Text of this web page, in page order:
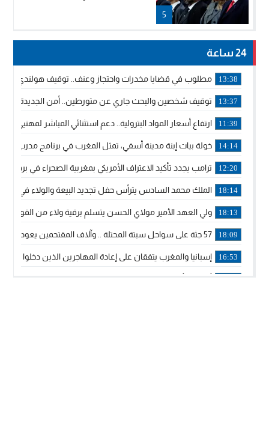
5
24 ساعة
13:38 مطلوب في قضايا مخدرات واحتجاز وعنف.. توقيف هولندي
13:37 توقيف شخصين والبحث جاري عن متورطين.. أمن الجديدة يفك
11:39 ارتفاع أسعار المواد البترولية.. دعم استثنائي المباشر لمهنيي
14:14 خولة بيات إبنة مدينة أسفي، تمثل المغرب في برنامج مدرب
12:20 ترامب يجدد تأكيد الاعتراف الأمريكي بمغربية الصحراء في برقية
18:14 الملك محمد السادس يترأس حفل تجديد البيعة والولاء في
18:13 ولي العهد الأمير مولاي الحسن يتسلم برقية ولاء من القوات
18:09 57 جثة على سواحل سبتة المحتلة .. وآلاف المقتحمين يعودون إلى المغرب
16:53 إسبانيا والمغرب يتفقان على إعادة المهاجرين الذين دخلوا سبتة